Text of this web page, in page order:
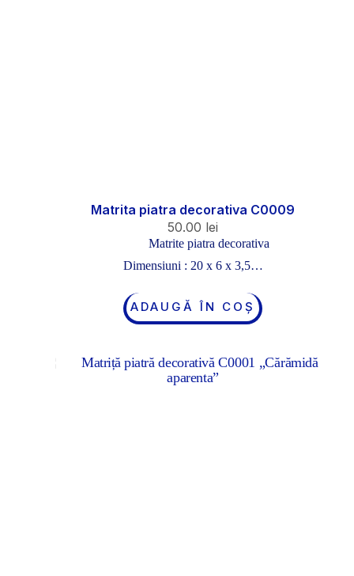
Matrita piatra decorativa C0009
50.00 lei
Matrite piatra decorativa
Dimensiuni : 20 x 6 x 3,5…
ADAUGĂ ÎN COȘ